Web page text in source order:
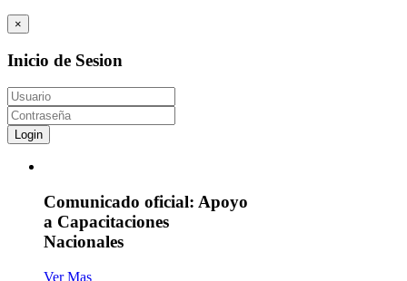
×
Inicio de Sesion
Login
Comunicado oficial: Apoyo
a Capacitaciones
Nacionales
Ver Mas